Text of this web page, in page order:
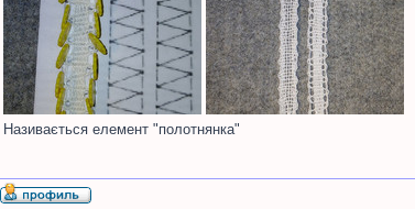
Називається елемент "полотнянка"